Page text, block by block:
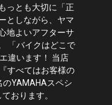
っとも大切に「正
としながら、ヤマ
地よいアフターサ
「バイクはどこで
違います！ 当店
すべてはお客様の
YAMAHAスペシ
おります。